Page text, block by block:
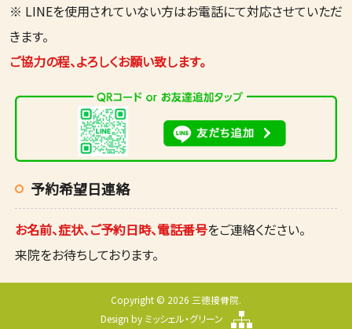
※ LINEを使用されていない方はお電話にて対応させていただ
きます。
ご協力の程、よろしくお願い致します。
予約希望日連絡
お名前、症状、ご予約日時、電話番号をご連絡ください。
来院をお待ちしております。
Copyright © 2026 三徳接骨院.
Design by ミッシェル・グリーン